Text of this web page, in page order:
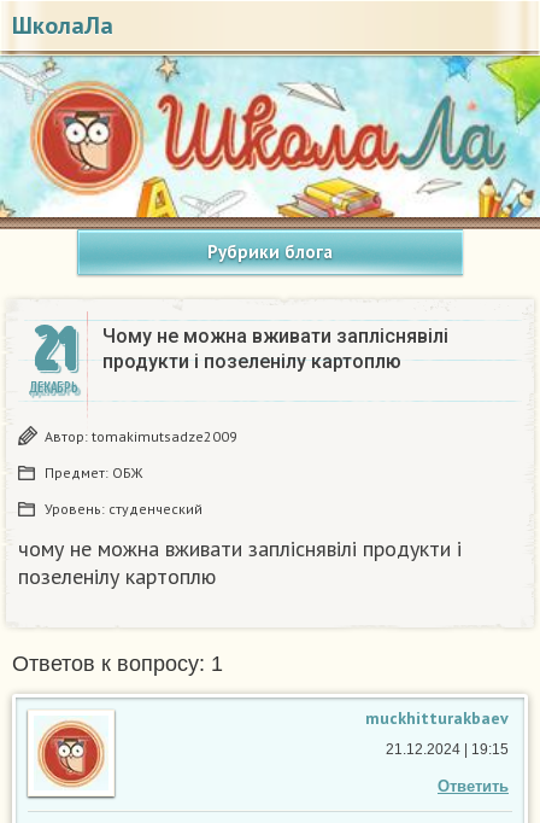
ШколаЛа
Рубрики блога
21
ДЕКАБРЬ
Чому не можна вживати запліснявілі
продукти і позеленілу картоплю
Автор: tomakimutsadze2009
Предмет: ОБЖ
Уровень: студенческий
чому не можна вживати запліснявілі продукти і
позеленілу картоплю
Ответов к вопросу: 1
muckhitturakbaev
Ответить
21.12.2024 | 19:15